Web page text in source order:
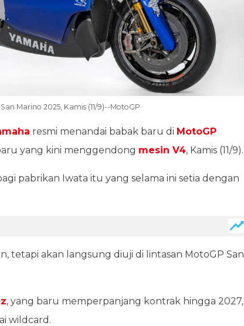
Marino 2025, Kamis (11/9)--MotoGP
resmi menandai babak baru di MotoGP
yang kini menggendong mesin V4, Kamis (11/9).
pabrikan Iwata itu yang selama ini setia dengan
tetapi akan langsung diuji di lintasan MotoGP San
, yang baru memperpanjang kontrak hingga 2027,
wildcard.